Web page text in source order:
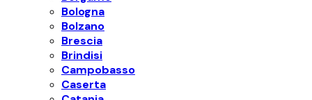
Bologna
Bolzano
Brescia
Brindisi
Campobasso
Caserta